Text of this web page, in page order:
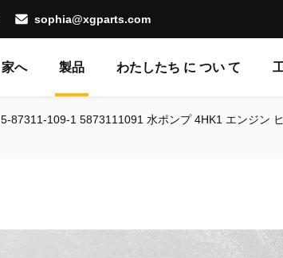
sophia@xgparts.com
家へ 製品 わたしたち に つい て
5-87311-109-1 5873111091 水ポンプ 4HK1 エンジン